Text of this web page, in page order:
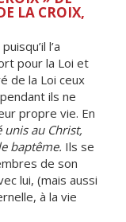
LA CROIX,
l’a
pour la Loi et
de la Loi ceux
ils ne
propre vie. En
au Christ,
baptême. Ils se
de son
lui, (mais aussi
à la vie